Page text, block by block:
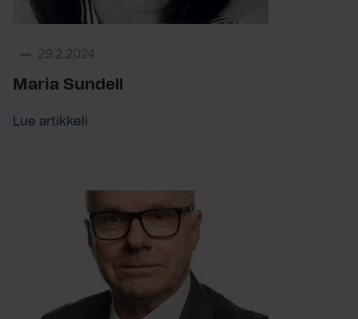
29.2.2024
Maria Sundell
Lue artikkeli